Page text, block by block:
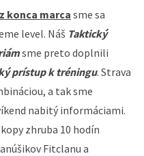
konca marca sme sa
level. Náš Taktický
sme preto doplnili
prístup k tréningu. Strava
a tak sme
nabitý informáciami.
zhruba 10 hodín
Fitclanu a